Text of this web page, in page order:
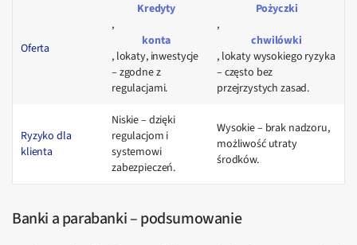
Oferta
Kredyty
,
konta
, lokaty, inwestycje
– zgodne z
regulacjami.
Pożyczki
,
chwilówki
, lokaty wysokiego ryzyka
– często bez
przejrzystych zasad.
Ryzyko dla
klienta
Niskie – dzięki
regulacjom i
systemowi
zabezpieczeń.
Wysokie – brak nadzoru,
możliwość utraty
środków.
Banki a parabanki – podsumowanie